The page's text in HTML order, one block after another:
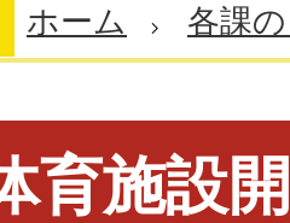
ホーム 各課
育施設